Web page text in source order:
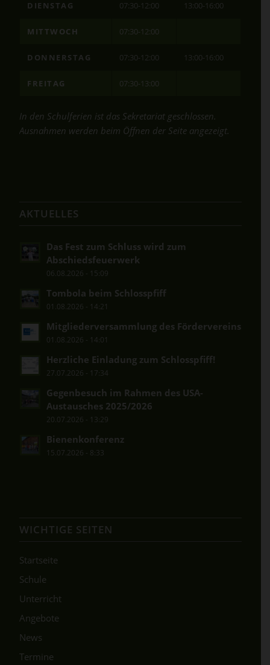
DIENSTAG 07:30-12:00 13:00-16:00
MITTWOCH 07:30-12:00
DONNERSTAG 07:30-12:00 13:00-16:00
FREITAG 07:30-13:00
In den Schulferien ist das Sekretariat geschlossen.
Ausnahmen werden beim Öffnen der Seite angezeigt.
AKTUELLES
Das Fest zum Schluss wird zum
Abschiedsfeuerwerk
06.08.2026 - 15:09
Tombola beim Schlosspfiff
01.08.2026 - 14:21
Mitgliederversammlung des Fördervereins
01.08.2026 - 14:01
Herzliche Einladung zum Schlosspfiff!
27.07.2026 - 17:34
Gegenbesuch im Rahmen des USA-
Austausches 2025/2026
20.07.2026 - 13:29
Bienenkonferenz
15.07.2026 - 8:33
WICHTIGE SEITEN
Startseite
Schule
Unterricht
Angebote
News
Termine